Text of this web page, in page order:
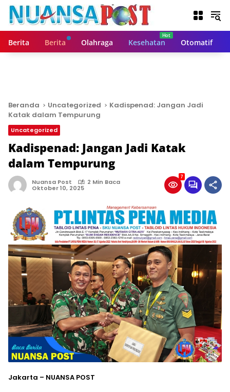
Berita Berita Olahraga Kesehatan Otomatif
Beranda Uncategorized
Kadispenad: Jangan Jadi
Katak dalam Tempurung
Uncategorized
Kadispenad: Jangan Jadi Katak
dalam Tempurung
Nuansa Post 2 Min Baca
Oktober 10, 2025
7
Jakarta – NUANSA POST